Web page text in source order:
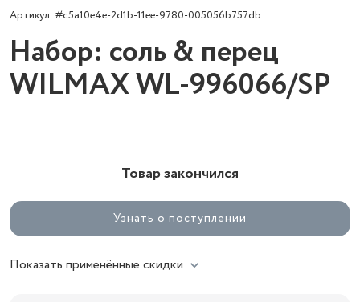
Артикул: #c5a10e4e-2d1b-11ee-9780-005056b757db
Набор: соль & перец
WILMAX WL-996066/SP
Товар закончился
Узнать о поступлении
Показать применённые скидки